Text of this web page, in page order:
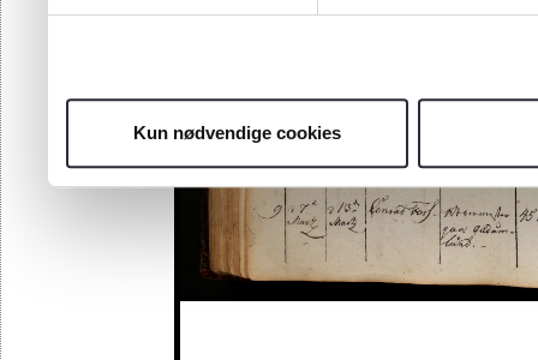
Kun nødvendige cookies